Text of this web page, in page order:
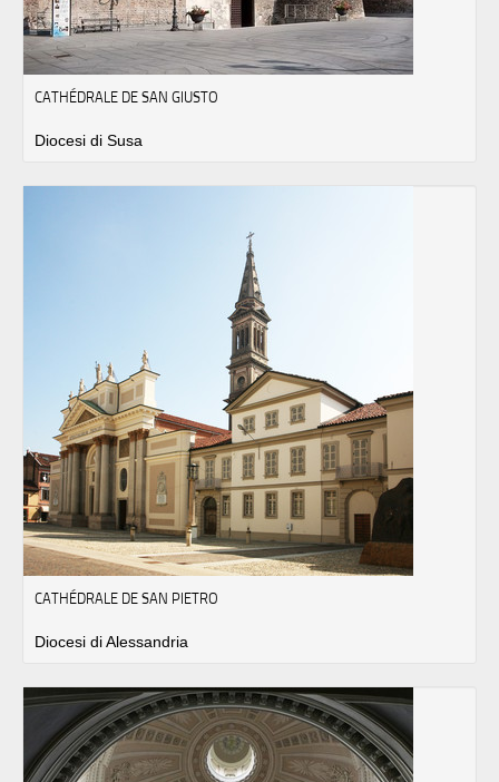
CATHÉDRALE DE SAN GIUSTO
Diocesi di Susa
CATHÉDRALE DE SAN PIETRO
Diocesi di Alessandria